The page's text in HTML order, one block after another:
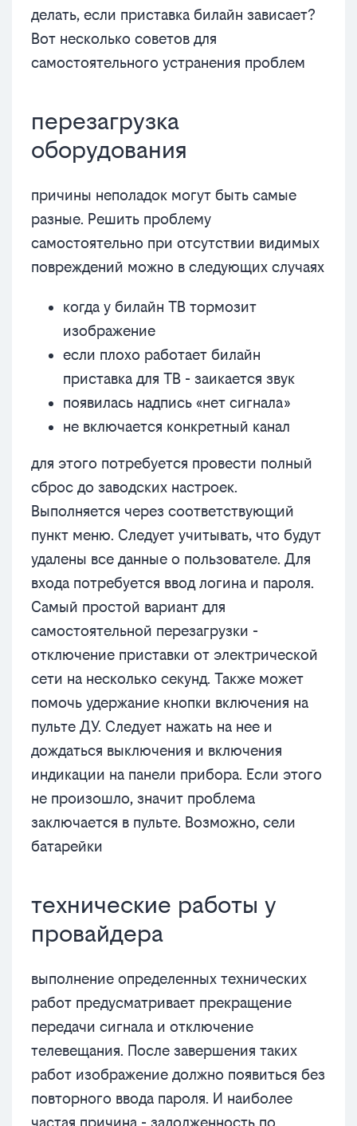
делать, если приставка билайн зависает?
Вот несколько советов для
самостоятельного устранения проблем
перезагрузка
оборудования
причины неполадок могут быть самые
разные. Решить проблему
самостоятельно при отсутствии видимых
повреждений можно в следующих случаях
когда у билайн ТВ тормозит
изображение
если плохо работает билайн
приставка для ТВ - заикается звук
появилась надпись «нет сигнала»
не включается конкретный канал
для этого потребуется провести полный
сброс до заводских настроек.
Выполняется через соответствующий
пункт меню. Следует учитывать, что будут
удалены все данные о пользователе. Для
входа потребуется ввод логина и пароля.
Самый простой вариант для
самостоятельной перезагрузки -
отключение приставки от электрической
сети на несколько секунд. Также может
помочь удержание кнопки включения на
пульте ДУ. Следует нажать на нее и
дождаться выключения и включения
индикации на панели прибора. Если этого
не произошло, значит проблема
заключается в пульте. Возможно, сели
батарейки
технические работы у
провайдера
выполнение определенных технических
работ предусматривает прекращение
передачи сигнала и отключение
телевещания. После завершения таких
работ изображение должно появиться без
повторного ввода пароля. И наиболее
частая причина - задолженность по